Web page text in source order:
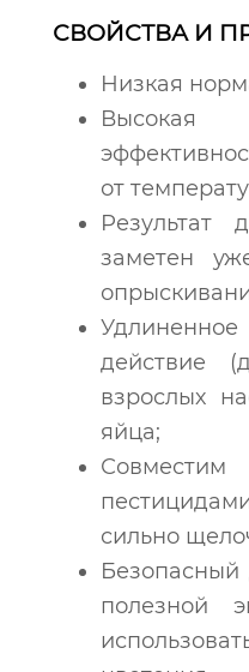
СВОЙСТВА И
Низкая
Высокая
от
Результат
заметен
действие
взрослых
яйца;
сильно
полезной